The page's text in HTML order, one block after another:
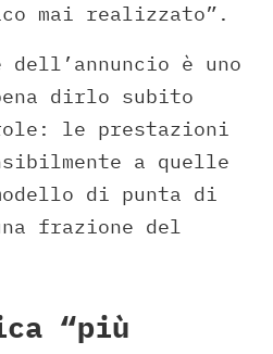
mai realizzato”.
è uno
dirlo subito
le prestazioni
a quelle
di punta di
frazione del
“più